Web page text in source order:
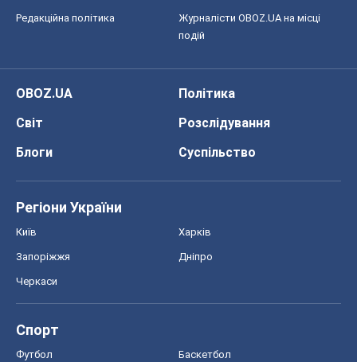
Редакційна політика
Журналісти OBOZ.UA на місці
подій
OBOZ.UA
Політика
Світ
Розслідування
Блоги
Суспільство
Регіони України
Київ Харків
Запоріжжя Дніпро
Черкаси
Спорт
Футбол Баскетбол